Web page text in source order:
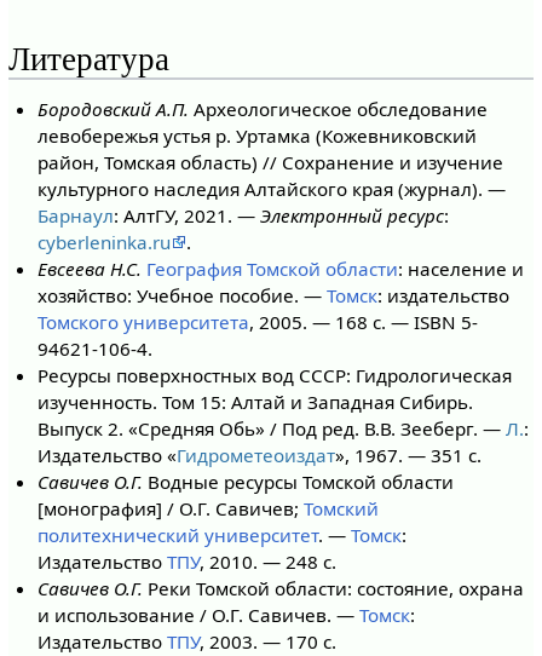
Литература
Бородовский А.П. Археологическое обследование
левобережья устья р. Уртамка (Кожевниковский
район, Томская область) // Сохранение и изучение
культурного наследия Алтайского края (журнал). —
Барнаул: АлтГУ, 2021. —Электронный ресурс:
cyberleninka.ru
.
Евсеева Н.С. География Томской области: население и
хозяйство: Учебное пособие. —Томск: издательство
Томского университета, 2005. — 168 с. — ISBN 5-
94621-106-4.
Ресурсы поверхностных вод СССР: Гидрологическая
изученность. Том 15: Алтай и Западная Сибирь.
Выпуск 2. «Средняя Обь» / Под ред. В.В. Зееберг. —Л.:
Издательство «Гидрометеоиздат», 1967. — 351 с.
Савичев О.Г. Водные ресурсы Томской области
[монография] / О.Г. Савичев;Томский
политехнический университет. —Томск:
ИздательствоТПУ, 2010. — 248 с.
Савичев О.Г. Реки Томской области: состояние, охрана
и использование / О.Г. Савичев. —Томск:
ИздательствоТПУ, 2003. — 170 с.